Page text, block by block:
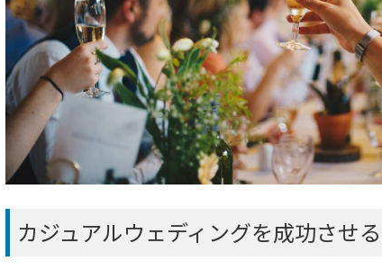
カジュアルウェディングを成功させ